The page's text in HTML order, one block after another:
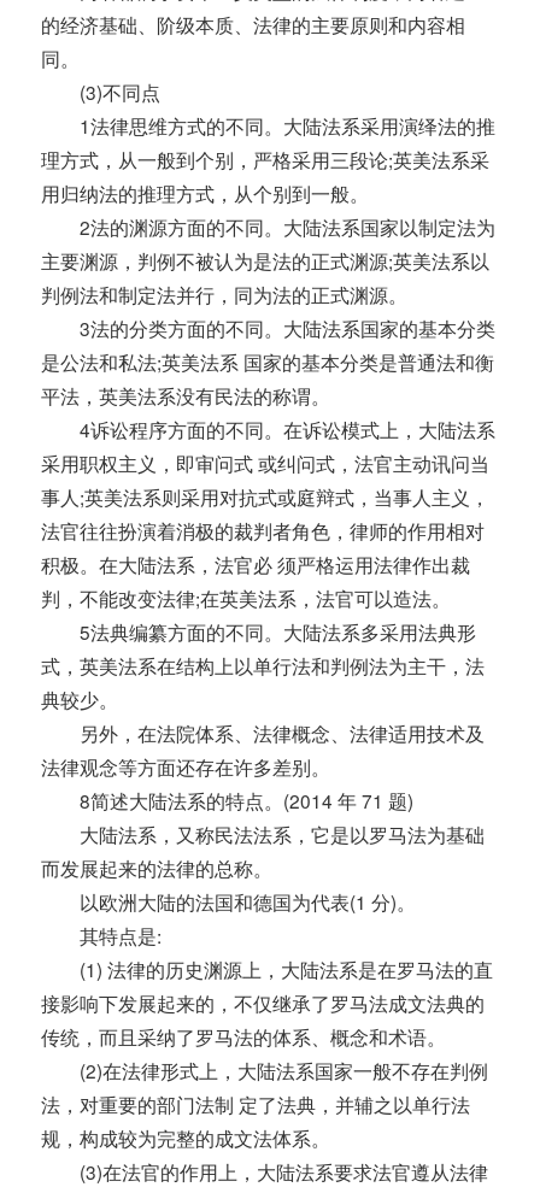
的经济基础、阶级本质、法律的主要原则和内容相
同。
(3)不同点
1法律思维方式的不同。大陆法系采用演绎法的推
理方式，从一般到个别，严格采用三段论;英美法系采
用归纳法的推理方式，从个别到一般。
2法的渊源方面的不同。大陆法系国家以制定法为
主要渊源，判例不被认为是法的正式渊源;英美法系以
判例法和制定法并行，同为法的正式渊源。
3法的分类方面的不同。大陆法系国家的基本分类
是公法和私法;英美法系 国家的基本分类是普通法和衡
平法，英美法系没有民法的称谓。
4诉讼程序方面的不同。在诉讼模式上，大陆法系
采用职权主义，即审问式 或纠问式，法官主动讯问当
事人;英美法系则采用对抗式或庭辩式，当事人主义，
法官往往扮演着消极的裁判者角色，律师的作用相对
积极。在大陆法系，法官必 须严格运用法律作出裁
判，不能改变法律;在英美法系，法官可以造法。
5法典编纂方面的不同。大陆法系多采用法典形
式，英美法系在结构上以单行法和判例法为主干，法
典较少。
另外，在法院体系、法律概念、法律适用技术及
法律观念等方面还存在许多差别。
8简述大陆法系的特点。(2014 年 71 题)
大陆法系，又称民法法系，它是以罗马法为基础
而发展起来的法律的总称。
以欧洲大陆的法国和德国为代表(1 分)。
其特点是:
(1) 法律的历史渊源上，大陆法系是在罗马法的直
接影响下发展起来的，不仅继承了罗马法成文法典的
传统，而且采纳了罗马法的体系、概念和术语。
(2)在法律形式上，大陆法系国家一般不存在判例
法，对重要的部门法制 定了法典，并辅之以单行法
规，构成较为完整的成文法体系。
(3)在法官的作用上，大陆法系要求法官遵从法律